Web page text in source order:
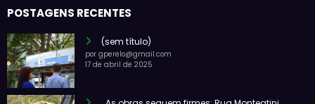
POSTAGENS RECENTES
(sem título)
por gperelo@gmail.com
17 de abril de 2025